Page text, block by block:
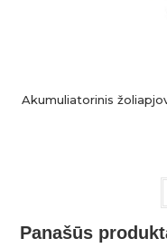
Akumuliatorinis
Panašūs